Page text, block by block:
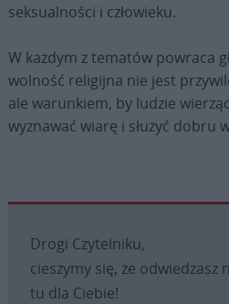
seksualności i człowieku.
W każdym z tematów powraca
wolność religijna nie jest
ale warunkiem, by ludzie
wyznawać wiarę i służyć dobru
Drogi Czytelniku,
cieszymy się, że odwiedzasz
tu dla Ciebie!